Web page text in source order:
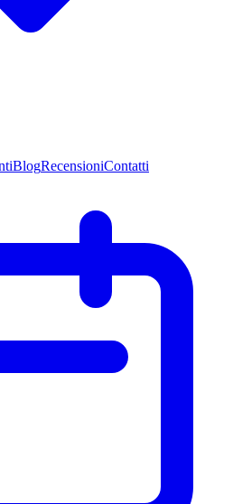
BlogRecensioniContatti